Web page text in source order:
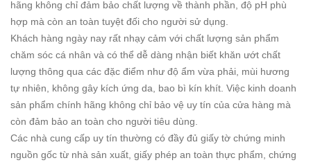
hãng không chỉ đảm bảo chất lượng về thành phần, độ pH phù
hợp mà còn an toàn tuyệt đối cho người sử dụng.
Khách hàng ngày nay rất nhạy cảm với chất lượng sản phẩm
chăm sóc cá nhân và có thể dễ dàng nhận biết khăn ướt chất
lượng thông qua các đặc điểm như độ ẩm vừa phải, mùi hương
tự nhiên, không gây kích ứng da, bao bì kín khít. Việc kinh doanh
sản phẩm chính hãng không chỉ bảo vệ uy tín của cửa hàng mà
còn đảm bảo an toàn cho người tiêu dùng.
Các nhà cung cấp uy tín thường có đầy đủ giấy tờ chứng minh
nguồn gốc từ nhà sản xuất, giấy phép an toàn thực phẩm, chứng